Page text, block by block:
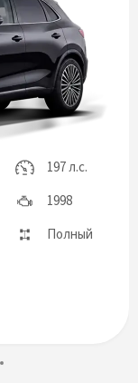
197 л.с.
1998
Полный